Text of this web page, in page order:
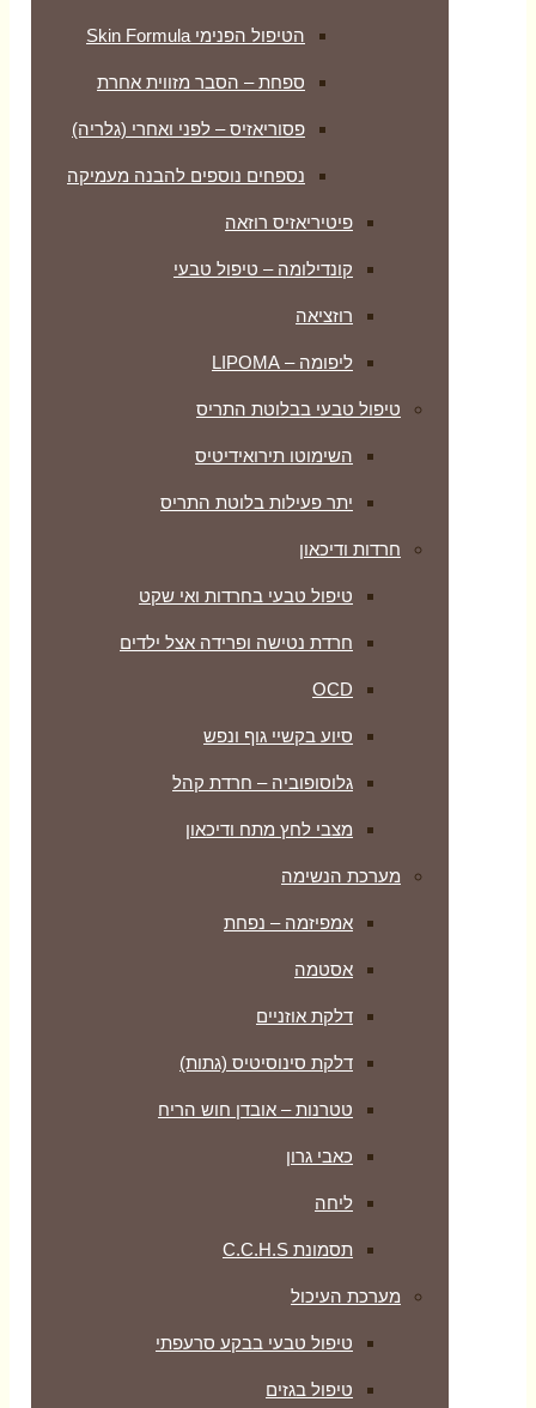
הטיפול הפנימי Skin Formula
ספחת – הסבר מזווית אחרת
פסוריאזיס – לפני ואחרי (גלריה)
נספחים נוספים להבנה מעמיקה
פיטיריאזיס רוזאה
קונדילומה – טיפול טבעי
רוזציאה
ליפומה – LIPOMA
טיפול טבעי בבלוטת התריס
השימוטו תירואידיטיס
יתר פעילות בלוטת התריס
חרדות ודיכאון
טיפול טבעי בחרדות ואי שקט
חרדת נטישה ופרידה אצל ילדים
OCD
סיוע בקשיי גוף ונפש
גלוסופוביה – חרדת קהל
מצבי לחץ מתח ודיכאון
מערכת הנשימה
אמפיזמה – נפחת
אסטמה
דלקת אוזניים
דלקת סינוסיטיס (גתות)
טטרנות – אובדן חוש הריח
כאבי גרון
ליחה
תסמונת C.C.H.S
מערכת העיכול
טיפול טבעי בבקע סרעפתי
טיפול בגזים